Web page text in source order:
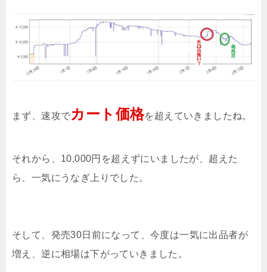
まず、速攻でカート価格を超えていきましたね。
それから、10,000円を超えずにいましたが、超えた
ら、一気にうなぎ上りでした。
そして、発売30日前になって、今度は一気に出品者が
増え、逆に相場は下がっていきました。